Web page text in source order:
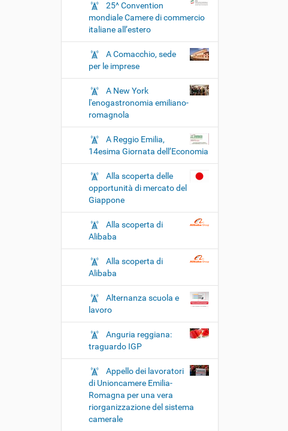
25^ Convention
mondiale Camere di commercio
italiane all’estero
A Comacchio, sede
per le imprese
A New York
l'enogastronomia emiliano-
romagnola
A Reggio Emilia,
14esima Giornata dell’Economia
Alla scoperta delle
opportunità di mercato del
Giappone
Alla scoperta di
Alibaba
Alla scoperta di
Alibaba
Alternanza scuola e
lavoro
Anguria reggiana:
traguardo IGP
Appello dei lavoratori
di Unioncamere Emilia-
Romagna per una vera
riorganizzazione del sistema
camerale